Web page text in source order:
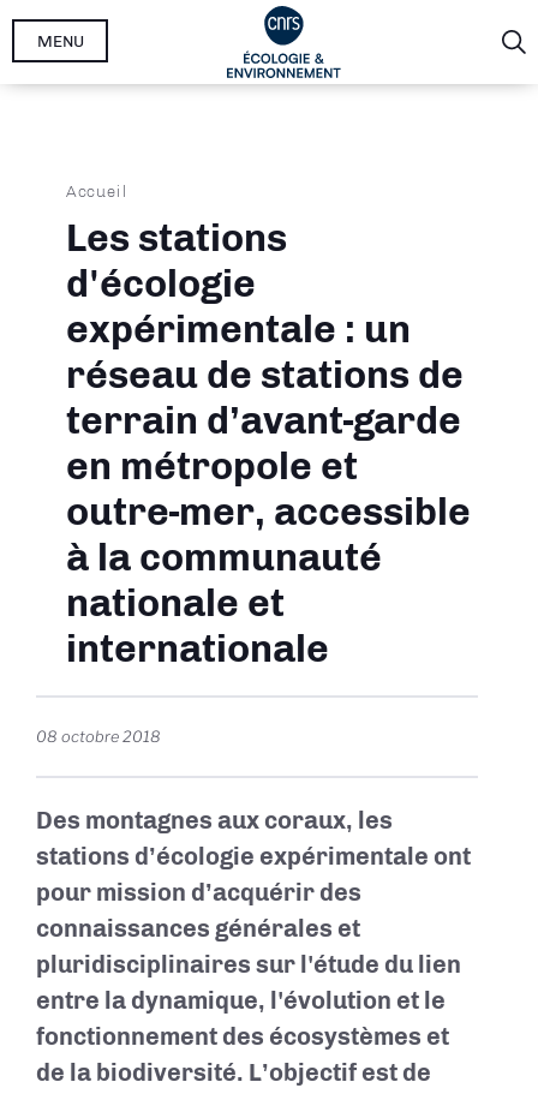
Aller
MENU
Fil
d'Ariane
Accueil
Les stations
d'écologie
expérimentale : un
réseau de stations de
terrain d’avant-garde
en métropole et
outre-mer, accessible
à la communauté
nationale et
internationale
08 octobre 2018
Des montagnes aux coraux, les
stations d’écologie expérimentale ont
pour mission d’acquérir des
connaissances générales et
pluridisciplinaires sur l'étude du lien
entre la dynamique, l'évolution et le
fonctionnement des écosystèmes et
de la biodiversité. L’objectif est de